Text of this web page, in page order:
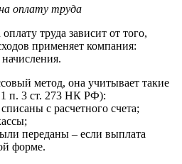
оплату труда
труда зависит от того,
применяет компания:
метод, она учитывает такие
1 п. 3 ст. 273 НК РФ):
с расчетного счета;
переданы – если выплата
форме.